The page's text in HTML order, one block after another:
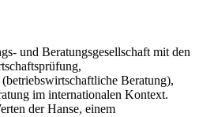
und Beratungsgesellschaft mit den
Beratung),
im internationalen Kontext.
der Hanse, einem